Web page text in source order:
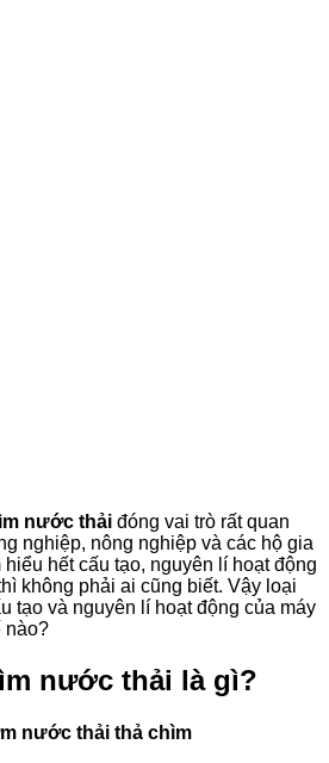
nước thải đóng vai trò rất quan
nghiệp, nông nghiệp và các hộ gia
hết cấu tạo, nguyên lí hoạt động
không phải ai cũng biết. Vậy loại
tạo và nguyên lí hoạt động của máy
nào?
nước thải là gì?
nước thải thả chìm